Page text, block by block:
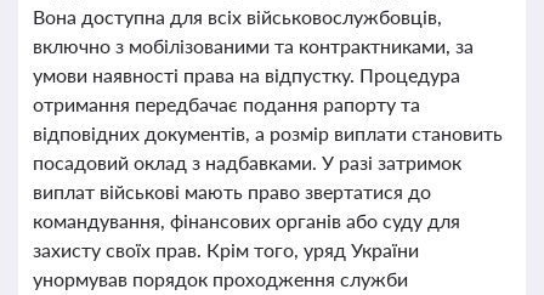
Вона доступна для всіх військовослужбовців,
включно з мобілізованими та контрактниками, за
умови наявності права на відпустку. Процедура
отримання передбачає подання рапорту та
відповідних документів, а розмір виплати становить
посадовий оклад з надбавками. У разі затримок
виплат військові мають право звертатися до
командування, фінансових органів або суду для
захисту своїх прав. Крім того, уряд України
унормував порядок проходження служби